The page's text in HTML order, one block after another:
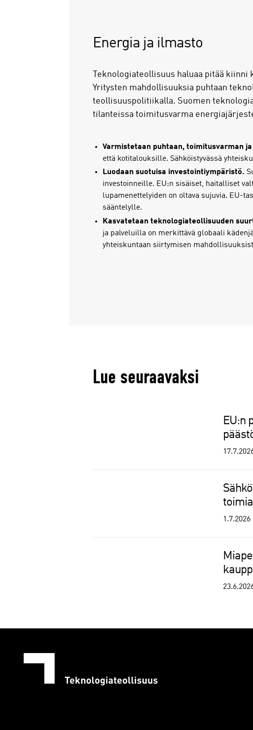
Energia ja ilmasto
Teknologiateollisuus haluaa pitää
Yritysten mahdollisuuksia puhtaan
teollisuuspolitiikalla. Suomen
tilanteissa toimitusvarma
Varmistetaan puhtaan, toimitusvarman
että kotitalouksille. Sähköistyvässä
Luodaan suotuisa investointiympäristö.
investoinneille. EU:n sisäiset, haitalliset
lupamenettelyiden on oltava sujuvia. EU-
sääntelylle.
Kasvatetaan teknologiateollisuuden
ja palveluilla on merkittävä globaali
yhteiskuntaan siirtymisen
Lue seuraavaksi
EU:n
1.7.2026